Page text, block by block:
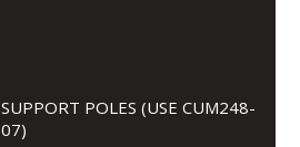
SUPPORT POLES (USE CUM248-
07)